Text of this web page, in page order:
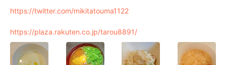
https://twitter.com/mikitatouma1122
https://plaza.rakuten.co.jp/tarou8891/